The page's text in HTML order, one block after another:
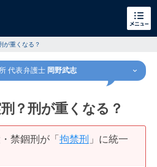
が重くなる？
代表弁護士 岡野武志
？刑が重くなる？
禁錮刑が「 拘禁刑 」に統一